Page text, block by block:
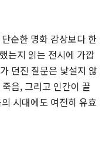
순한 명화 감상보다 한
는지 읽는 전시에 가깝
던진 질문은 낯설지 않
음, 그리고 인간이 끝
시대에도 여전히 유효